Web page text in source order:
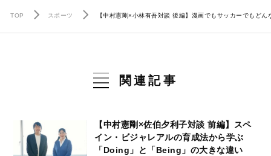
TOP スポーツ 【中村憲剛×小林有吾対談 後編】漫画でもサッカーでもど
関連記事
【中村憲剛×佐伯夕利子対談 前編】スペ
イン・ビジャレアルの育成法から学ぶ
「Doing」と「Being」の大きな違い